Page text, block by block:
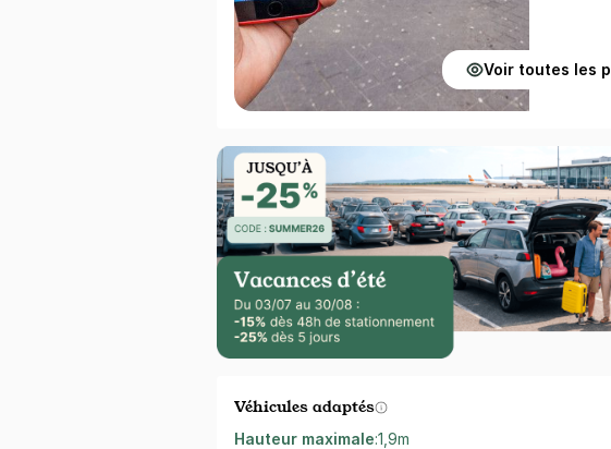
Voir toutes les
Véhicules adaptés
Hauteur maximale:1,9m